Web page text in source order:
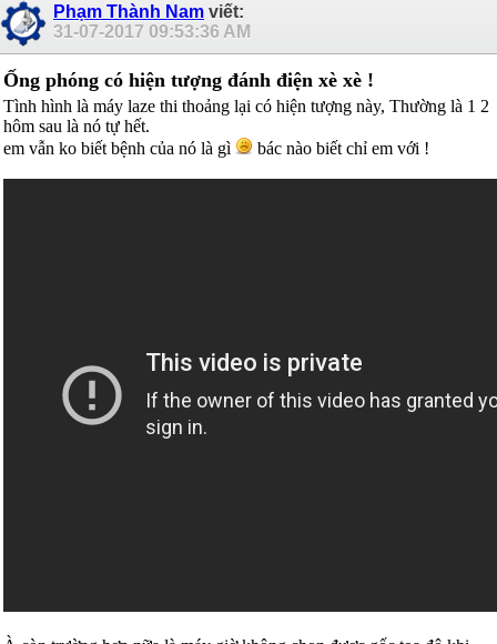
Phạm Thành Nam viết:
31-07-2017 09:53:36 AM
Ống phóng có hiện tượng đánh điện xè xè !
Tình hình là máy laze thi thoảng lại có hiện tượng này, Thường là 1 2
hôm sau là nó tự hết.
em vẫn ko biết bệnh của nó là gì
bác nào biết chỉ em với !